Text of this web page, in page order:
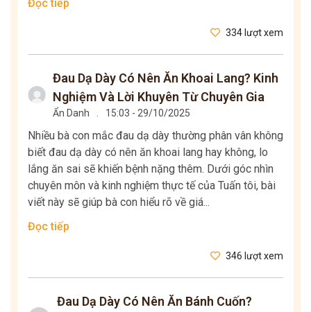
Đọc tiếp
334 lượt xem
Đau Dạ Dày Có Nên Ăn Khoai Lang? Kinh
Nghiệm Và Lời Khuyên Từ Chuyên Gia
Ẩn Danh 15:03 - 29/10/2025
Nhiều bà con mắc đau dạ dày thường phân vân không
biết đau dạ dày có nên ăn khoai lang hay không, lo
lắng ăn sai sẽ khiến bệnh nặng thêm. Dưới góc nhìn
chuyên môn và kinh nghiệm thực tế của Tuấn tôi, bài
viết này sẽ giúp bà con hiểu rõ về giá...
Đọc tiếp
346 lượt xem
Đau Dạ Dày Có Nên Ăn Bánh Cuốn?